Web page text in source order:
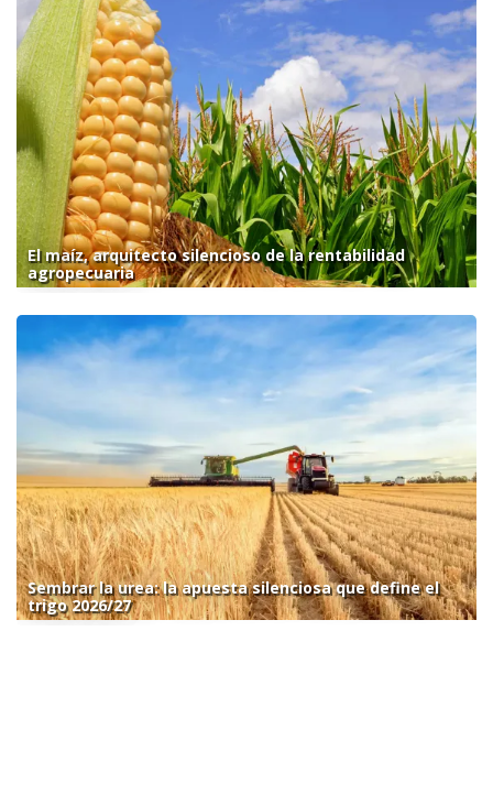
El maíz, arquitecto silencioso de la rentabilidad
agropecuaria
Sembrar la urea: la apuesta silenciosa que define el
trigo 2026/27